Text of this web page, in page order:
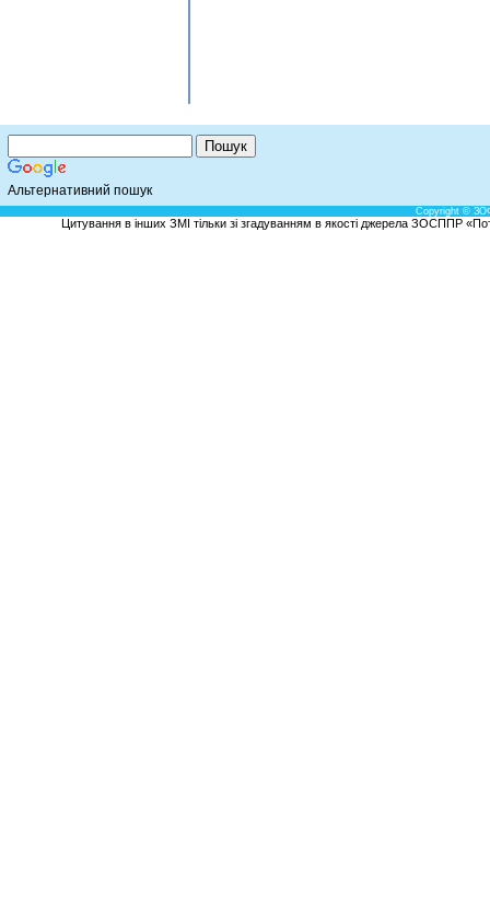
Альтернативний пошук
Copyright ©
Цитування в інших ЗМІ тільки зі згадуванням в якості джерела ЗОСППР